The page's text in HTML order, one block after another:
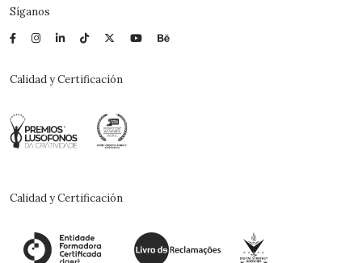
Síganos
Calidad y Certificación
Calidad y Certificación